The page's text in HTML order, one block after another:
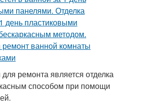
ремонта является отделка
способом при помощи